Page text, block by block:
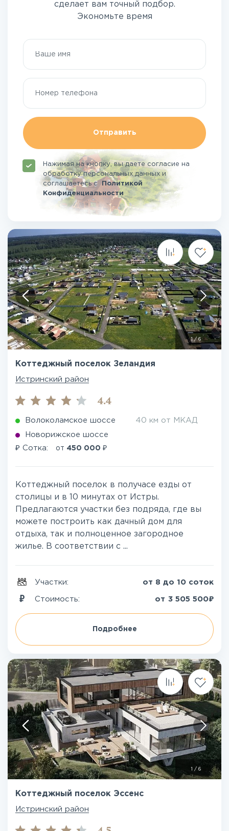
сделает вам точный подбор.
Экономьте время
Отправить
Нажимая на кнопку, вы даете согласие на
обработку персональных данных и
соглашаетесьсПолитикой
Конфиденциальности
1/6
Коттеджный поселок Зеландия
Истринский район
4.4
Волоколамское шоссе 40 км от МКАД
Новорижское шоссе
₽ Сотка: от 450 000 ₽
Коттеджный поселок в получасе езды от
столицы и в 10 минутах от Истры.
Предлагаются участки без подряда, где вы
можете построить как дачный дом для
отдыха, так и полноценное загородное
жилье. В соответствии с ...
Участки: от 8 до 10 соток
Стоимость: от 3 505 500₽
Подробнее
/ 6
Коттеджный поселок Эссенс
Истринский район